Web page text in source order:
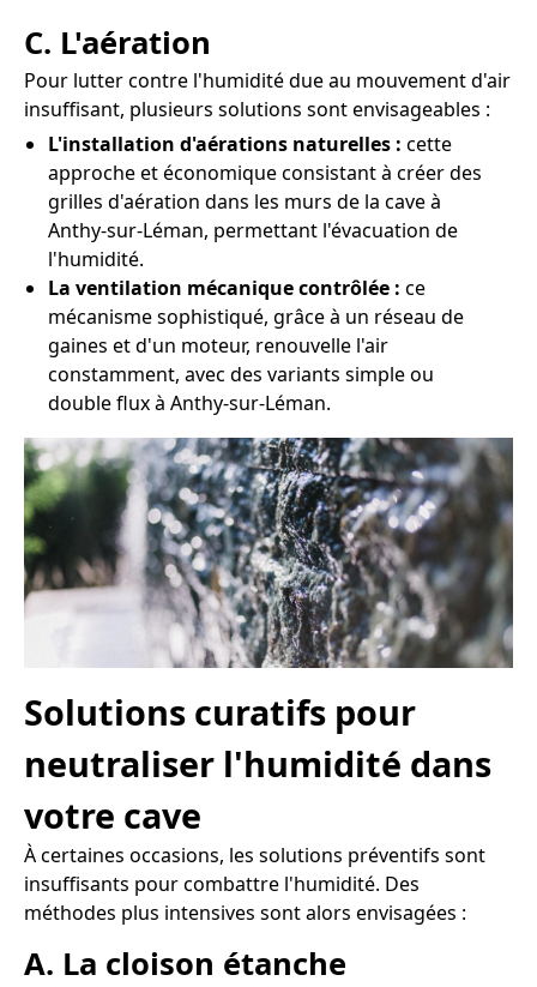
C. L'aération
Pour lutter contre l'humidité due au mouvement d'air
insuffisant, plusieurs solutions sont envisageables :
L'installation d'aérations naturelles : cette
approche et économique consistant à créer des
grilles d'aération dans les murs de la cave à
Anthy-sur-Léman, permettant l'évacuation de
l'humidité.
La ventilation mécanique contrôlée : ce
mécanisme sophistiqué, grâce à un réseau de
gaines et d'un moteur, renouvelle l'air
constamment, avec des variants simple ou
double flux à Anthy-sur-Léman.
Solutions curatifs pour
neutraliser l'humidité dans
votre cave
À certaines occasions, les solutions préventifs sont
insuffisants pour combattre l'humidité. Des
méthodes plus intensives sont alors envisagées :
A. La cloison étanche